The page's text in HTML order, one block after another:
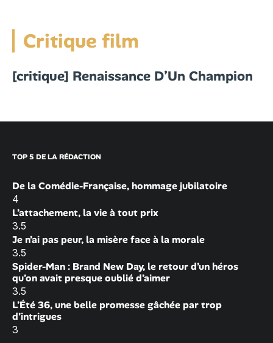
Critique film
[critique] Renaissance D’Un Champion
TOP 5 DE LA RÉDACTION
De la Comédie-Française, hommage jubilatoire
4
L’attachement, la vie à tout prix
3.5
Je n’ai pas peur, la misère face à la morale
3.5
Spider-Man : Brand New Day, le retour d’un héros
qu’on avait presque oublié d’aimer
3.5
L’Été 36, une belle promesse gâchée par trop
d’intrigues
3